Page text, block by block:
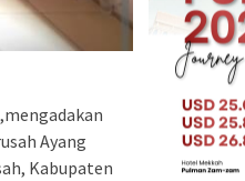
Ayang
Kabupaten